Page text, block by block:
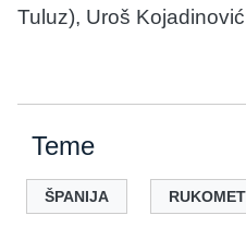
Tuluz), Uroš
Teme
ŠPANIJA RUKOMET